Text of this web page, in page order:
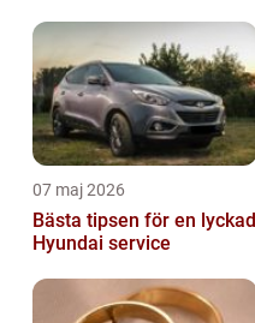
07 maj 2026
Bästa tipsen för en lyckad
Hyundai service